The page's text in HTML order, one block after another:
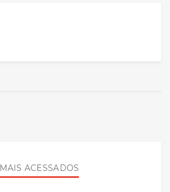
MAIS ACESSADOS